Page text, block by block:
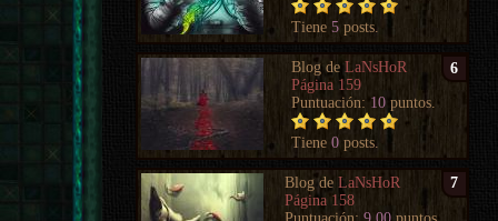
Tiene 5 posts.
6
Blog deLaNsHoR
Página 159
Puntuación: 10 puntos.
Tiene0 posts.
7
Blog deLaNsHoR
Página 158